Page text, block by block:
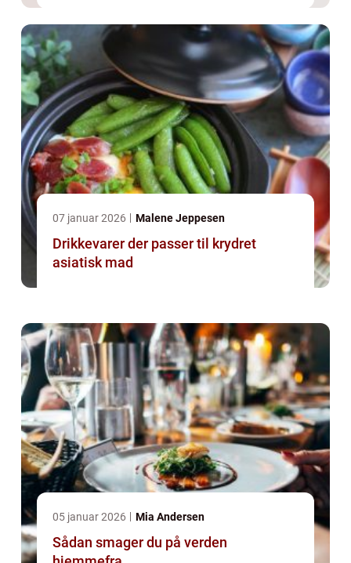
07 januar 2026 Malene Jeppesen
Drikkevarer der passer til krydret
asiatisk mad
05 januar 2026 Mia Andersen
Sådan smager du på verden